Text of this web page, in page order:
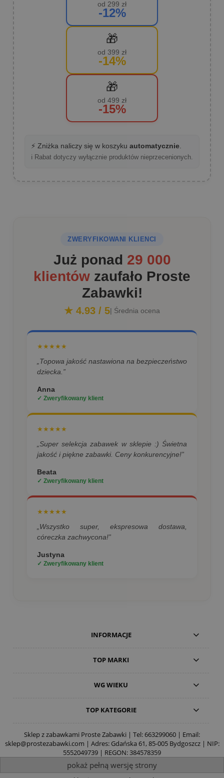
od 299 zł
-12%
🎁
od 399 zł
-14%
🎁
od 499 zł
-15%
⚡ Zniżka naliczy się w koszyku automatycznie.
ℹ️ Rabat dotyczy wyłącznie produktów nieprzecenionych.
ZWERYFIKOWANI KLIENCI
Już ponad 29 000
klientów zaufało Proste
Zabawki!
★ 4.93 / 5| Średnia ocena
★★★★★
„Topowa jakość nastawiona na bezpieczeństwo
dziecka.”
Anna
✓ Zweryfikowany klient
★★★★★
„Super selekcja zabawek w sklepie :) Świetna
jakość i piękne zabawki. Ceny konkurencyjne!”
Beata
✓ Zweryfikowany klient
★★★★★
„Wszystko super, ekspresowa dostawa,
córeczka zachwycona!”
Justyna
✓ Zweryfikowany klient
INFORMACJE
TOP MARKI
WG WIEKU
TOP KATEGORIE
Sklep z zabawkami Proste Zabawki | Tel:663299060 | Email:
sklep@prostezabawki.com | Adres: Gdańska 61, 85-005 Bydgoszcz | NIP:
5552049739 | REGON: 384578359
pokaż pełną wersję strony